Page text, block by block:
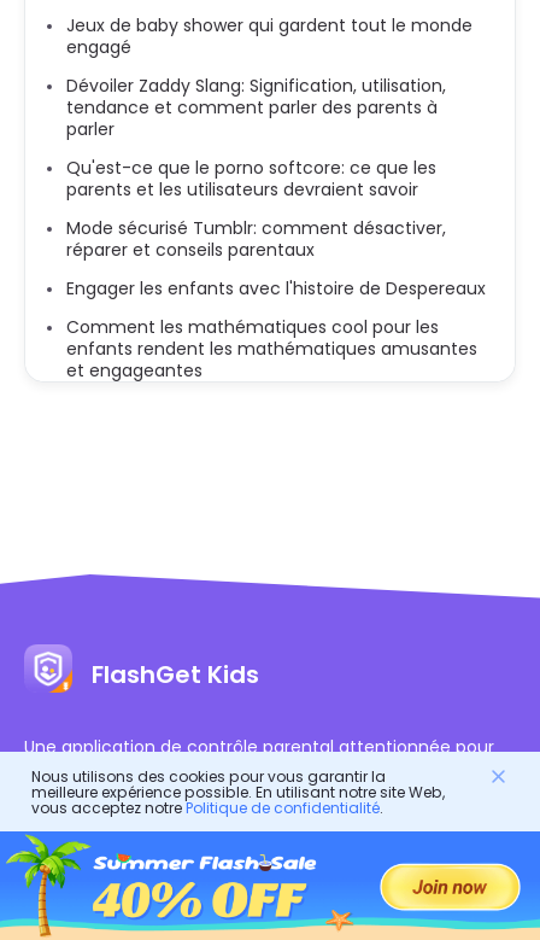
Jeux de baby shower qui gardent tout le monde
engagé
Dévoiler Zaddy Slang: Signification, utilisation,
tendance et comment parler des parents à
parler
Qu'est-ce que le porno softcore: ce que les
parents et les utilisateurs devraient savoir
Mode sécurisé Tumblr: comment désactiver,
réparer et conseils parentaux
Engager les enfants avec l'histoire de Despereaux
Comment les mathématiques cool pour les
enfants rendent les mathématiques amusantes
et engageantes
FlashGet Kids
Une application de contrôle parental attentionnée pour
tous !
C'est un assistant en ligne pour les parents afin de
protéger leurs enfants.
C'est un garde du corps numérique pour la vie saine des
enfants.
Nous utilisons des cookies pour vous garantir la
meilleure expérience possible. En utilisant notre site Web,
vous acceptez notrePolitique de confidentialité.